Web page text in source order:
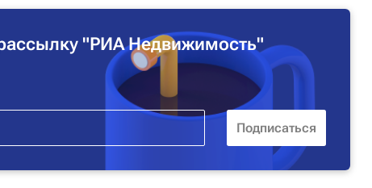
"РИА Недвижимость"